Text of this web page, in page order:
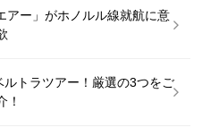
アー」がホノルル線就航に意
トラツアー！厳選の3つをご
！